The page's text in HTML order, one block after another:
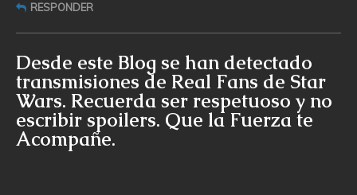
RESPONDER
Desde este Blog se han detectado
transmisiones de Real Fans de Star
Wars. Recuerda ser respetuoso y no
escribir spoilers. Que la Fuerza te
Acompañe.